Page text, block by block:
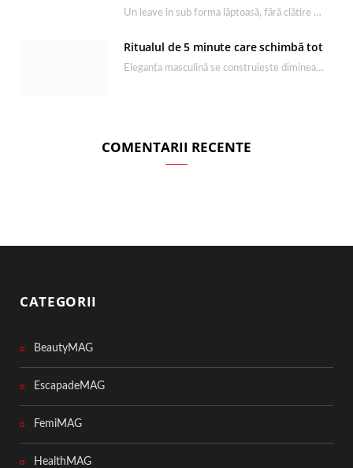
Un leave in sub forma lăptoasă, fără clătire care completează rutina Ultimate Smooth și transformă…
Ritualul de 5 minute care schimbă tot
Eleganța masculină se construiește dimineața, în câteva minute și cu produsele potrivite. O rutină de…
COMENTARII RECENTE
CATEGORII
BeautyMAG
EscapadeMAG
FemiMAG
HealthMAG